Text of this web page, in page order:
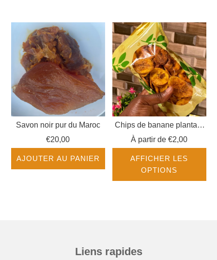
Savon noir pur du Maroc
€20,00
AJOUTER AU PANIER
Chips de banane plantain
salé
À partir de €2,00
AFFICHER LES
OPTIONS
Liens rapides